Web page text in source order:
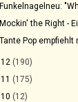
Funkelnagelneu:
Mockin' the Right -
Tante Pop empfiehlt
(190)
(175)
(12)